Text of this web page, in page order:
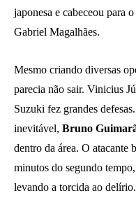
japonesa e cabeceou para
Gabriel Magalhães.
Mesmo criando diversas
parecia não sair. Vinicius
Suzuki fez grandes
inevitável, Bruno
dentro da área. O atacante
minutos do segundo
levando a torcida ao delírio.